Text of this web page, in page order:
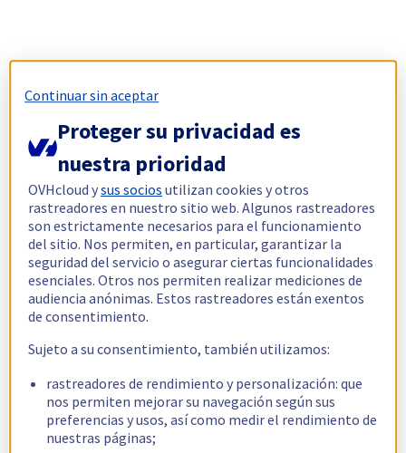
Continuar sin aceptar
Proteger su privacidad es
nuestra prioridad
OVHcloud ysus socios utilizan cookies y otros
rastreadores en nuestro sitio web. Algunos rastreadores
son estrictamente necesarios para el funcionamiento
del sitio. Nos permiten, en particular, garantizar la
seguridad del servicio o asegurar ciertas funcionalidades
esenciales. Otros nos permiten realizar mediciones de
audiencia anónimas. Estos rastreadores están exentos
de consentimiento.
Sujeto a su consentimiento, también utilizamos:
rastreadores de rendimiento y personalización: que
nos permiten mejorar su navegación según sus
preferencias y usos, así como medir el rendimiento de
nuestras páginas;